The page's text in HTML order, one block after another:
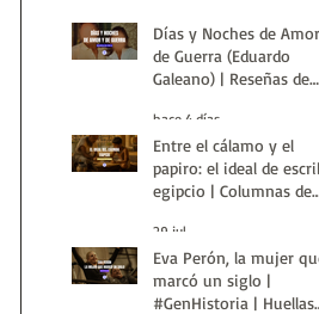
Días y Noches de Amor
de Guerra (Eduardo
Galeano) | Reseñas de
Historia
hace 4 días
Entre el cálamo y el
papiro: el ideal de
egipcio | Columnas de
Historia
29 jul
Eva Perón, la mujer que
marcó un siglo |
#GenHistoria | Huellas